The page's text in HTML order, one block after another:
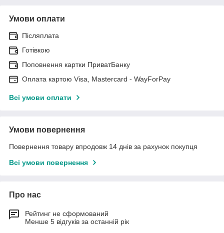
Умови оплати
Післяплата
Готівкою
Поповнення картки ПриватБанку
Оплата картою Visa, Mastercard - WayForPay
Всі умови оплати
Умови повернення
Повернення товару впродовж 14 днів за рахунок покупця
Всі умови повернення
Про нас
Рейтинг не сформований
Менше 5 відгуків за останній рік